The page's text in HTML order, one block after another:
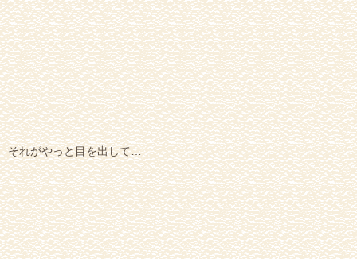
それがやっと目を出して…